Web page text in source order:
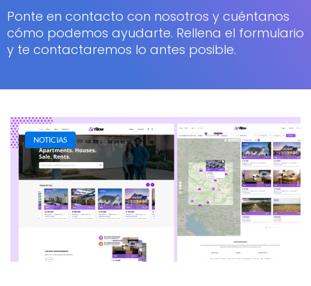
Ponte en contacto con nosotros y cuéntanos
cómo podemos ayudarte. Rellena el formulario
y te contactaremos lo antes posible.
NOTICIAS